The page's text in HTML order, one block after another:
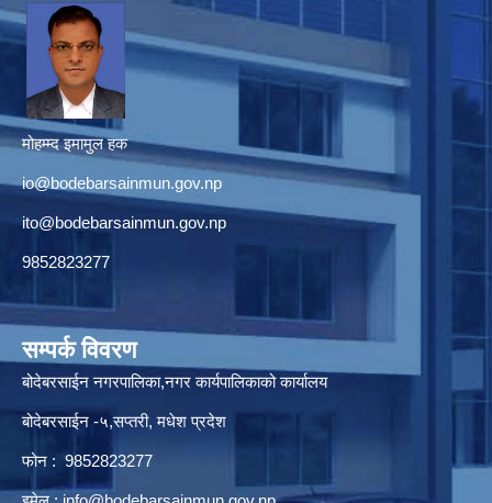
मोहम्म्द इमामुल हक
io@bodebarsainmun.gov.np
ito@bodebarsainmun.gov.np
9852823277
सम्पर्क विवरण
बोदेबरसाईन नगरपालिका,नगर कार्यपालिकाको कार्यालय
बोदेबरसाईन -५,सप्तरी, मधेश प्रदेश
फोन : 9852823277